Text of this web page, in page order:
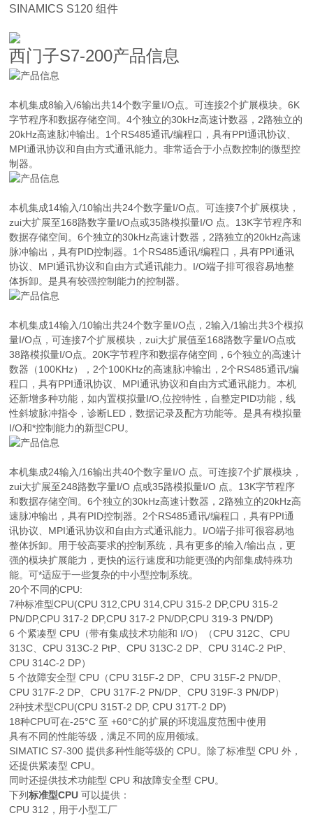
SINAMICS S120 组件
西门子S7-200产品信息
本机集成8输入/6输出共14个数字量I/O点。可连接2个扩展模块。6K
字节程序和数据存储空间。4个独立的30kHz高速计数器，2路独立的
20kHz高速脉冲输出。1个RS485通讯/编程口，具有PPI通讯协议、
MPI通讯协议和自由方式通讯能力。非常适合于小点数控制的微型控
制器。
本机集成14输入/10输出共24个数字量I/O点。可连接7个扩展模块，
zui大扩展至168路数字量I/O点或35路模拟量I/O 点。13K字节程序和
数据存储空间。6个独立的30kHz高速计数器，2路独立的20kHz高速
脉冲输出，具有PID控制器。1个RS485通讯/编程口，具有PPI通讯
协议、MPI通讯协议和自由方式通讯能力。I/O端子排可很容易地整
体拆卸。是具有较强控制能力的控制器。
本机集成14输入/10输出共24个数字量I/O点，2输入/1输出共3个模拟
量I/O点，可连接7个扩展模块，zui大扩展值至168路数字量I/O点或
38路模拟量I/O点。20K字节程序和数据存储空间，6个独立的高速计
数器（100KHz），2个100KHz的高速脉冲输出，2个RS485通讯/编
程口，具有PPI通讯协议、MPI通讯协议和自由方式通讯能力。本机
还新增多种功能，如内置模拟量I/O,位控特性，自整定PID功能，线
性斜坡脉冲指令，诊断LED，数据记录及配方功能等。是具有模拟量
I/O和*控制能力的新型CPU。
本机集成24输入/16输出共40个数字量I/O 点。可连接7个扩展模块，
zui大扩展至248路数字量I/O 点或35路模拟量I/O 点。13K字节程序
和数据存储空间。6个独立的30kHz高速计数器，2路独立的20kHz高
速脉冲输出，具有PID控制器。2个RS485通讯/编程口，具有PPI通
讯协议、MPI通讯协议和自由方式通讯能力。I/O端子排可很容易地
整体拆卸。用于较高要求的控制系统，具有更多的输入/输出点，更
强的模块扩展能力，更快的运行速度和功能更强的内部集成特殊功
能。可*适应于一些复杂的中小型控制系统。
20个不同的CPU:
7种标准型CPU(CPU 312,CPU 314,CPU 315-2 DP,CPU 315-2
PN/DP,CPU 317-2 DP,CPU 317-2 PN/DP,CPU 319-3 PN/DP)
6 个紧凑型 CPU（带有集成技术功能和 I/O）（CPU 312C、CPU
313C、CPU 313C-2 PtP、CPU 313C-2 DP、CPU 314C-2 PtP、
CPU 314C-2 DP）
5 个故障安全型 CPU（CPU 315F-2 DP、CPU 315F-2 PN/DP、
CPU 317F-2 DP、CPU 317F-2 PN/DP、CPU 319F-3 PN/DP）
2种技术型CPU(CPU 315T-2 DP, CPU 317T-2 DP)
18种CPU可在-25°C 至 +60°C的扩展的环境温度范围中使用
具有不同的性能等级，满足不同的应用领域。
SIMATIC S7-300 提供多种性能等级的 CPU。除了标准型 CPU 外，
还提供紧凑型 CPU。
同时还提供技术功能型 CPU 和故障安全型 CPU。
下列标准型CPU 可以提供：
CPU 312，用于小型工厂